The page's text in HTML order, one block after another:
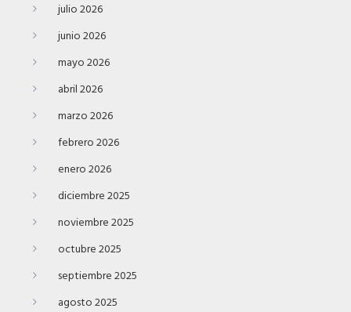
julio 2026
junio 2026
mayo 2026
abril 2026
marzo 2026
febrero 2026
enero 2026
diciembre 2025
noviembre 2025
octubre 2025
septiembre 2025
agosto 2025